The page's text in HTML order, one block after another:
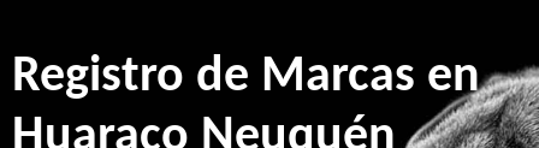
Registro de Marcas en
Huaraco Neuquén